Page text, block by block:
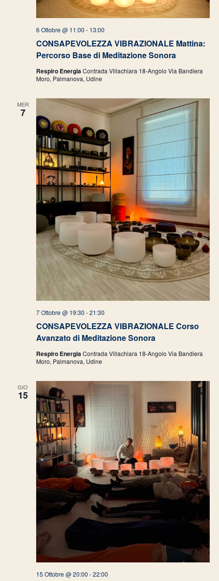
CONSAPEVOLEZZA VIBRAZIONALE Mattina:
Percorso Base di Meditazione Sonora
6 Ottobre @ 11:00 - 13:00
Respiro EnergiaContrada Villachiara 18-Angolo Via Bandiera
Moro, Palmanova, Udine
MER
7
CONSAPEVOLEZZA VIBRAZIONALE Corso
Avanzato di Meditazione Sonora
7 Ottobre @ 19:30 -21:30
Respiro EnergiaContrada Villachiara 18-Angolo Via Bandiera
Moro, Palmanova, Udine
GIO
15
15 Ottobre @ 20:00 -22:00